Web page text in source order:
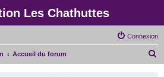
Les Chathuttes
Connexion
Accueil du forum